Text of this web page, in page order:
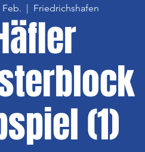
Feb.
  |
Friedrichshafen
(1)